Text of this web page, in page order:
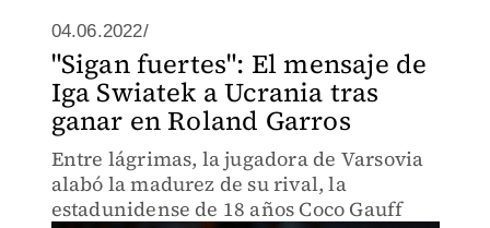
04.06.2022/
"Sigan fuertes": El mensaje de
Iga Swiatek a Ucrania tras
ganar en Roland Garros
Entre lágrimas, la jugadora de Varsovia
alabó la madurez de su rival, la
estadunidense de 18 años Coco Gauff